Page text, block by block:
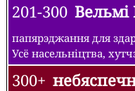
201-300
папярэджання для
Усё насельніцтва,
300+